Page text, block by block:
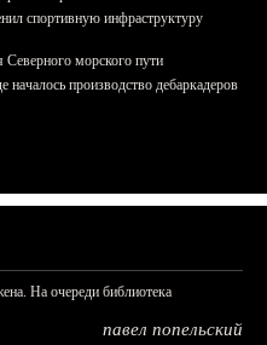
спортивную инфраструктуру
Северного морского пути
производство дебаркадеров
На очереди библиотека
павел попельский